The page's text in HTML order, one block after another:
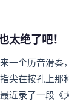
太绝了吧！
一个历音滑
尖在按孔上
近录了一段《